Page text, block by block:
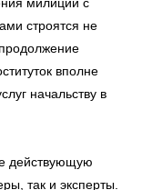
строятся не
вполне
начальству в
действующую
так и эксперты.